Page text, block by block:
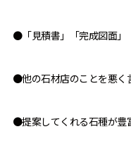
●「見積書」「完成図面」
●他の石材店のことを悪く
●提案してくれる石種が豊